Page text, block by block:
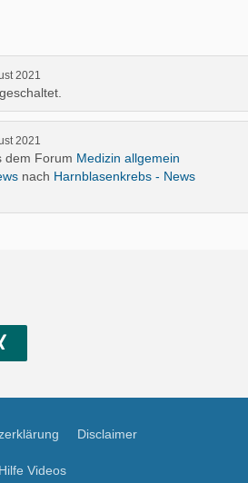
2021
2021
dem Forum Medizin allgemein
nach Harnblasenkrebs - News
Disclaimer
Hilfe Videos